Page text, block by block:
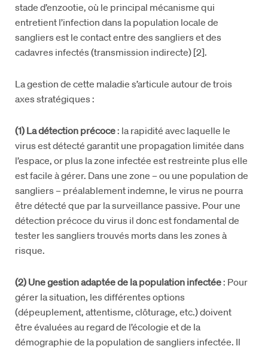
stade d’enzootie, où le principal mécanisme qui
entretient l’infection dans la population locale de
sangliers est le contact entre des sangliers et des
cadavres infectés (transmission indirecte) [2].
La gestion de cette maladie s’articule autour de trois
axes stratégiques :
(1) La détection précoce: la rapidité avec laquelle le
virus est détecté garantit une propagation limitée dans
l’espace, or plus la zone infectée est restreinte plus elle
est facile à gérer. Dans une zone – ou une population de
sangliers – préalablement indemne, le virus ne pourra
être détecté que par la surveillance passive. Pour une
détection précoce du virus il donc est fondamental de
tester les sangliers trouvés morts dans les zones à
risque.
(2) Une gestion adaptée de la population infectée: Pour
gérer la situation, les différentes options
(dépeuplement, attentisme, clôturage, etc.) doivent
être évaluées au regard de l’écologie et de la
démographie de la population de sangliers infectée. Il